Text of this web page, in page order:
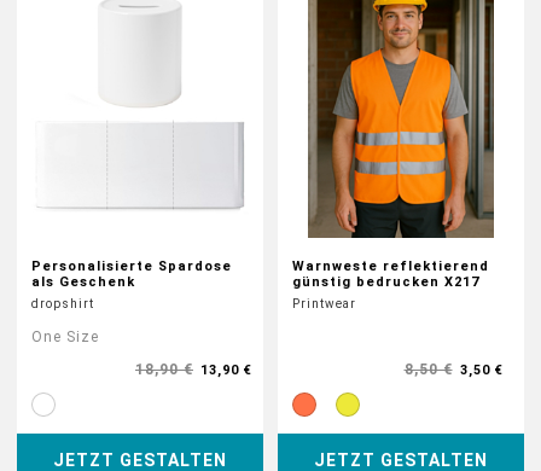
Personalisierte Spardose
als Geschenk
dropshirt
One Size
18,90 € 13,90 €
JETZT GESTALTEN
Warnweste reflektierend
günstig bedrucken X217
Printwear
8,50 € 3,50 €
JETZT GESTALTEN